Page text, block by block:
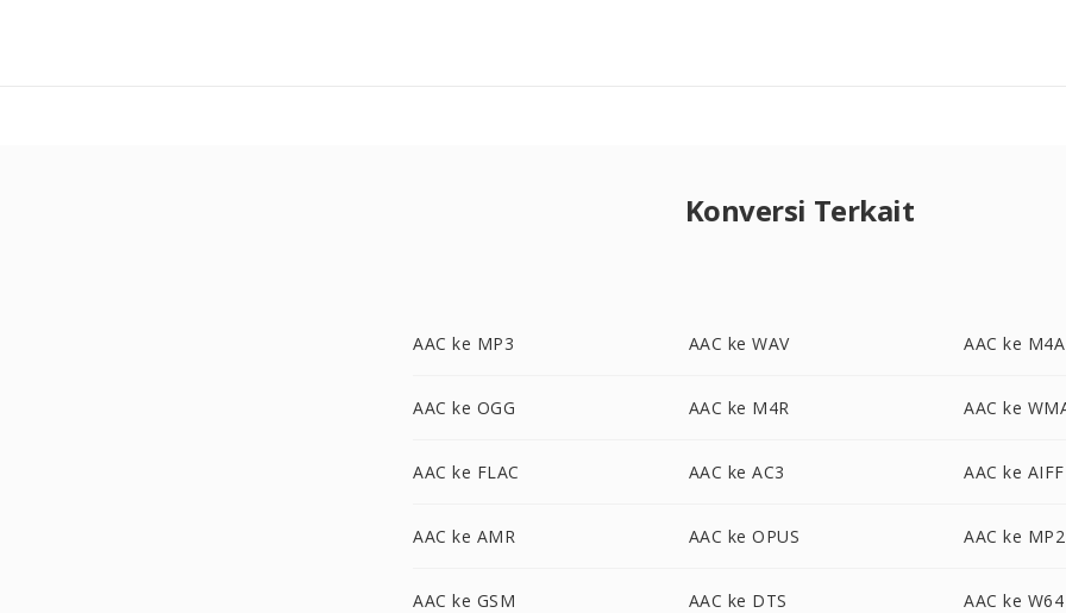
Konversi Terkait
AAC ke MP3 AAC ke WAV AAC ke M4A
AAC ke OGG AAC ke M4R AAC ke
AAC ke FLAC AAC ke AC3 AAC ke AIFF
AAC ke AMR AAC ke OPUS AAC ke MP2
AAC ke GSM AAC ke DTS AAC ke W64